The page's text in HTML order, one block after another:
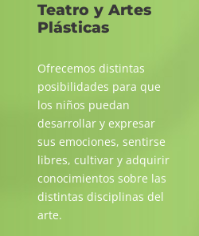
Teatro y Artes
Plásticas
Ofrecemos distintas
posibilidades para que
los niños puedan
desarrollar y expresar
sus emociones, sentirse
libres, cultivar y adquirir
conocimientos sobre las
distintas disciplinas del
arte.